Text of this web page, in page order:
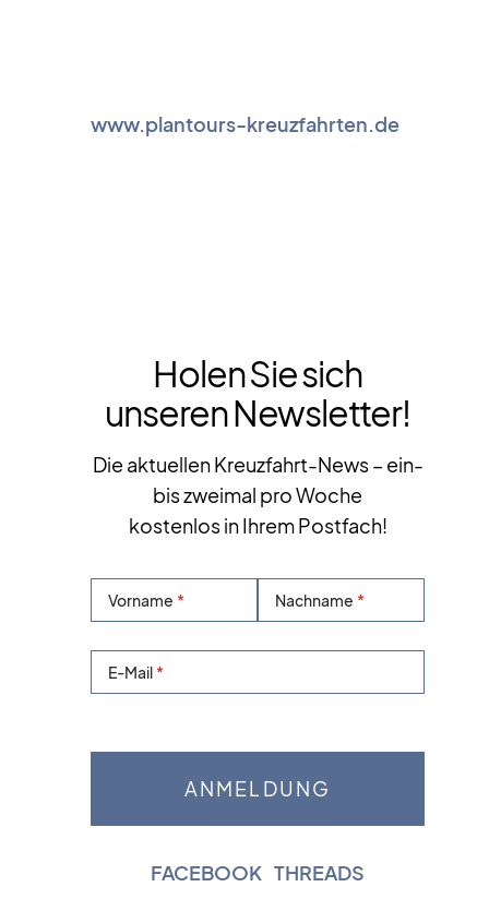
www.plantours-kreuzfahrten.de
Holen Sie sich
unseren Newsletter!
Die aktuellen Kreuzfahrt-News – ein-
bis zweimal pro Woche
kostenlos in Ihrem Postfach!
Vorname Nachname
E-Mail
FACEBOOK THREADS